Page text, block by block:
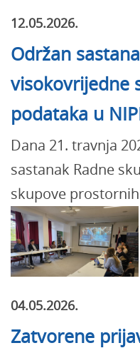
12.05.2026.
Održan
visokovrijedne
podataka u
Dana 21. travnja
sastanak Radne
skupove
04.05.2026.
Zatvorene